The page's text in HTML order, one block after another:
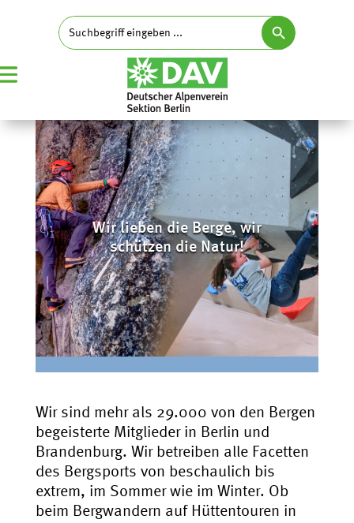
Search
for:
Search Button
Wir lieben die Berge, wir
schützen die Natur!
Wir sind mehr als 29.000 von den Bergen
begeisterte Mitglieder in Berlin und
Brandenburg. Wir betreiben alle Facetten
des Bergsports von beschaulich bis
extrem, im Sommer wie im Winter. Ob
beim Bergwandern auf Hüttentouren in